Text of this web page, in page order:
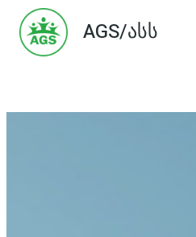
Skip
content
AGS/ასს